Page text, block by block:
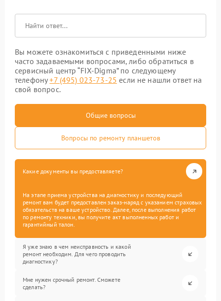
Вы можете ознакомиться с приведенными ниже
часто задаваемыми вопросами, либо обратиться в
сервисный центр “FIX-Digma” по следующему
телефону+7 (495) 023-73-25 если не нашли ответ на
свой вопрос.
Общие вопросы
Вопросы по ремонту планшетов
Какие документы вы предоставляете?
На этапе приема устройства на диагностику и последующий
ремонт вам будет предоставлен заказ-наряд с указанием страховых
обязательств на ваше устройство. Далее, после выполнения работ
по ремонту техники, вы получите акт выполненных работ и
гарантийный талон.
Я уже знаю в чем неисправность и какой
ремонт необходим. Для чего проводить
диагностику?
Мне нужен срочный ремонт. Сможете
сделать?